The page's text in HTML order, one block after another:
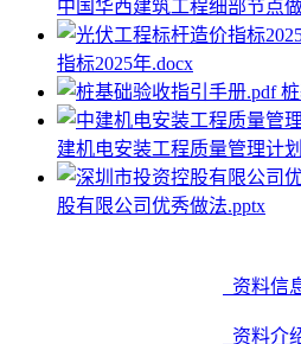
中国华西建筑工程细部节点
指标2025年.docx
建机电安装工程质量管理计
股有限公司优秀做法.pptx
资料信
资料介